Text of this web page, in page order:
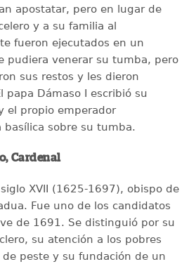
apostatar, pero en lugar de
y a su familia al
fueron ejecutados en un
pudiera venerar su tumba, pero
sus restos y les dieron
papa Dámaso I escribió su
el propio emperador
sobre su tumba.
Cardenal
XVII (1625-1697), obispo de
Fue uno de los candidatos
de 1691. Se distinguió por su
su atención a los pobres
peste y su fundación de un